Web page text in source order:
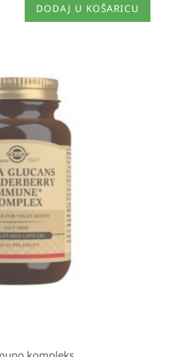
DODAJ U KOŠARICU